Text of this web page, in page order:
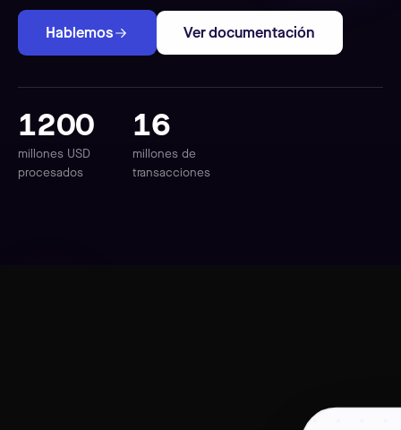
Hablemos Ver documentación
1200
millones USD
procesados
16
millones de
transacciones